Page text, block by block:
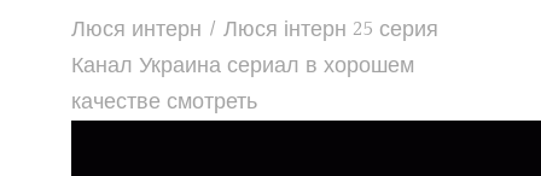
Люся интерн / Люся інтерн 25 серия
Канал Украина сериал в хорошем
качестве смотреть